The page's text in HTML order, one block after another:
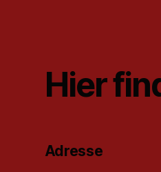
Hier
Adresse